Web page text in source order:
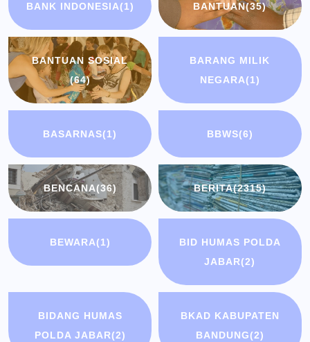
BANK INDONESIA(1) BANTUAN(35)
BANTUAN SOSIAL
(64)
BARANG MILIK
NEGARA(1)
BASARNAS(1) BBWS(6)
BENCANA(36) BERITA(2315)
BEWARA(1)
BID HUMAS POLDA
JABAR(2)
BIDANG HUMAS
POLDA JABAR(2)
BKAD KABUPATEN
BANDUNG(2)